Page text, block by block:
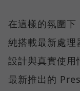
在這樣的氛圍
純搭載最新處
設計與真實使用
最新推出的